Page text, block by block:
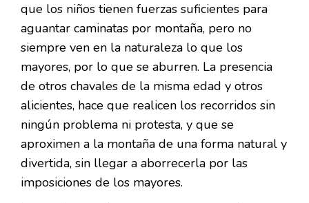
que los niños tienen fuerzas suficientes para
aguantar caminatas por montaña, pero no
siempre ven en la naturaleza lo que los
mayores, por lo que se aburren. La presencia
de otros chavales de la misma edad y otros
alicientes, hace que realicen los recorridos sin
ningún problema ni protesta, y que se
aproximen a la montaña de una forma natural y
divertida, sin llegar a aborrecerla por las
imposiciones de los mayores.